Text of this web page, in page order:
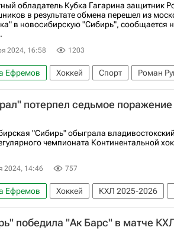
обладатель Кубка Гагарина защитник
в результате обмена перешел из
в новосибирскую "Сибирь", сообщается
2024, 16:58 1203
Ефремов Хоккей Спорт Роман
Петербург)
КХЛ 2025-2026
потерпел седьмое поражение
"Сибирь" обыграла
чемпионата Континентальной
2024, 14:46 757
Ефремов Хоккей КХЛ 2025-2026
Энди Андреофф Адмирал
победила "Ак Барс" в матче